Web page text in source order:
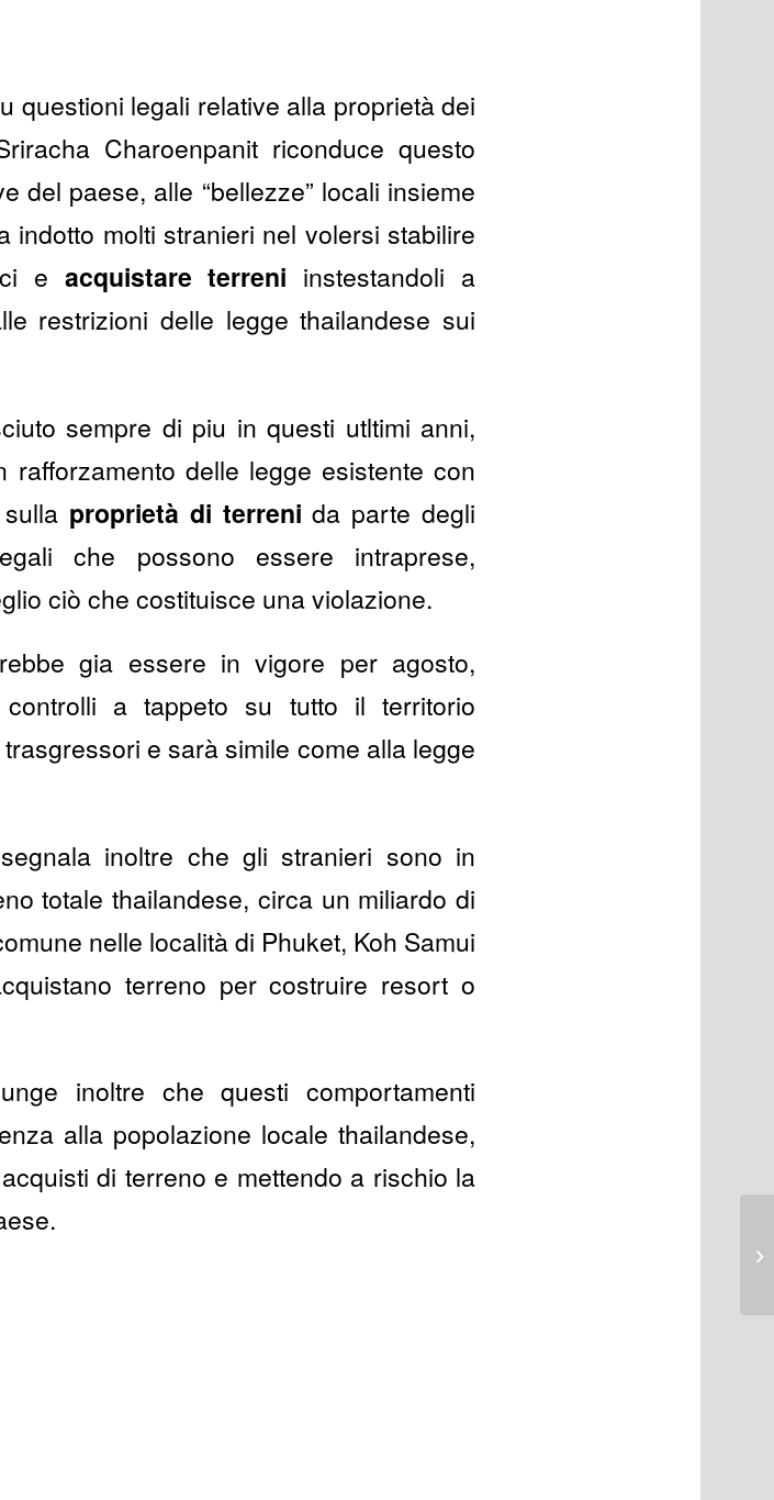
questioni legali relative alla proprietà dei
Charoenpanit riconduce questo
del paese, alle “bellezze” locali insieme
indotto molti stranieri nel volersi stabilire
e acquistare terreni instestandoli a
restrizioni delle legge thailandese sui
sempre di piu in questi utltimi anni,
delle legge esistente con
proprietà di terreni da parte degli
che possono essere intraprese,
ciò che costituisce una violazione.
gia essere in vigore per agosto,
a tappeto su tutto il territorio
e sarà simile come alla legge
inoltre che gli stranieri sono in
totale thailandese, circa un miliardo di
nelle località di Phuket, Koh Samui
terreno per costruire resort o
inoltre che questi comportamenti
alla popolazione locale thailandese,
di terreno e mettendo a rischio la